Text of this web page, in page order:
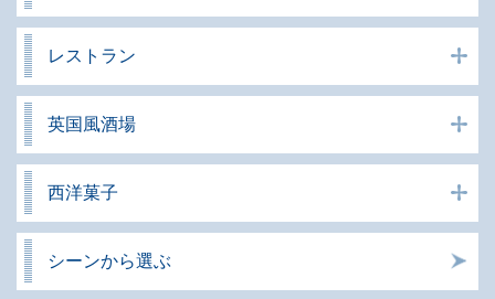
レストラン
英国風酒場
西洋菓子
シーンから選ぶ